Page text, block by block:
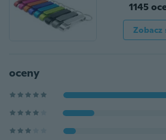
1145
Zobacz
oceny